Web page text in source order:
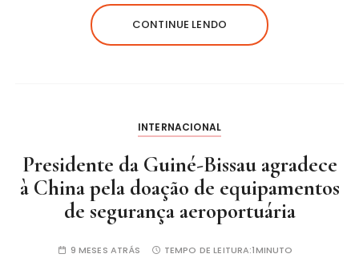
CONTINUE LENDO
INTERNACIONAL
Presidente da Guiné-Bissau agradece
à China pela doação de equipamentos
de segurança aeroportuária
9 MESES ATRÁS TEMPO DE LEITURA:1MINUTO